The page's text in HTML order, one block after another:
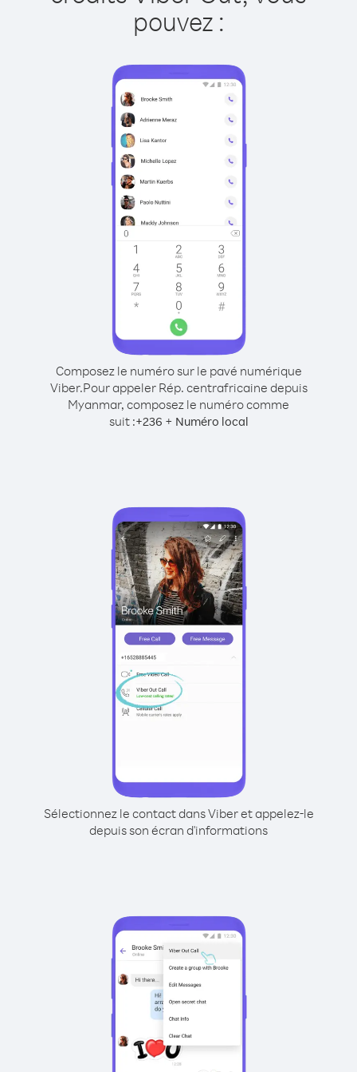
pouvez :
Composez le numéro sur le pavé numérique
Viber.Pour appeler Rép. centrafricaine depuis
Myanmar, composez le numéro comme
suit :+236 + Numéro local
Sélectionnez le contact dans Viber et appelez-le
depuis son écran d'informations